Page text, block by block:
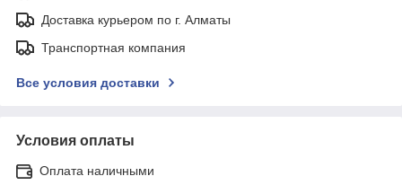
Доставка курьером по г. Алматы
Транспортная компания
Все условия доставки
Условия оплаты
Оплата наличными